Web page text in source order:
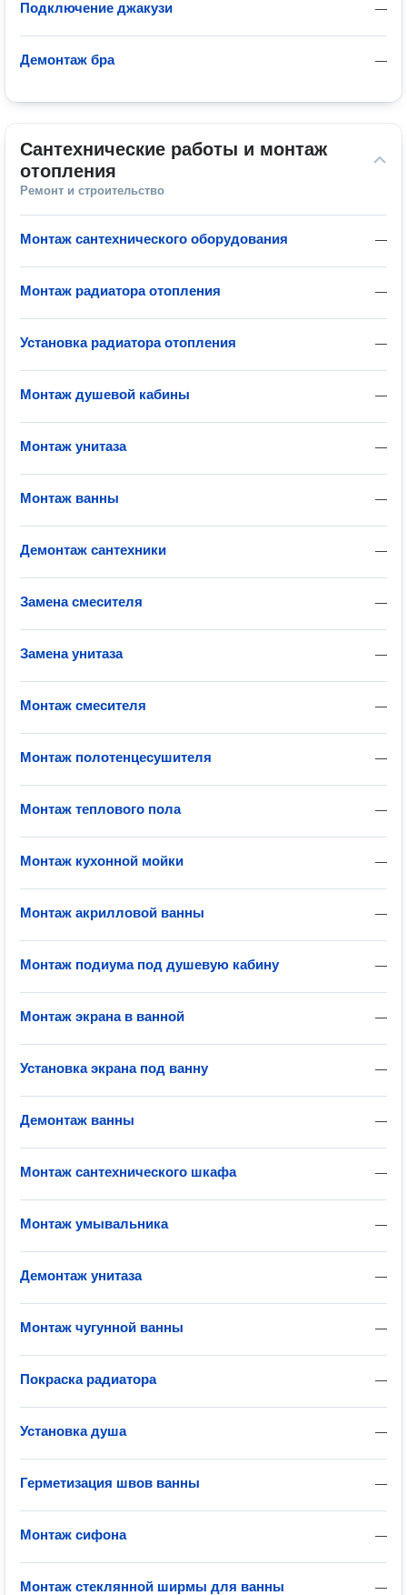
—
Подключение джакузи
—
Демонтаж бра
Сантехнические работы и монтаж
отопления
Ремонт и строительство
—
Монтаж сантехнического оборудования
—
Монтаж радиатора отопления
—
Установка радиатора отопления
—
Монтаж душевой кабины
—
Монтаж унитаза
—
Монтаж ванны
—
Демонтаж сантехники
—
Замена смесителя
—
Замена унитаза
—
Монтаж смесителя
—
Монтаж полотенцесушителя
—
Монтаж теплового пола
—
Монтаж кухонной мойки
—
Монтаж акрилловой ванны
—
Монтаж подиума под душевую кабину
—
Монтаж экрана в ванной
—
Установка экрана под ванну
—
Демонтаж ванны
—
Монтаж сантехнического шкафа
—
Монтаж умывальника
—
Демонтаж унитаза
—
Монтаж чугунной ванны
—
Покраска радиатора
—
Установка душа
—
Герметизация швов ванны
—
Монтаж сифона
—
Монтаж стеклянной ширмы для ванны